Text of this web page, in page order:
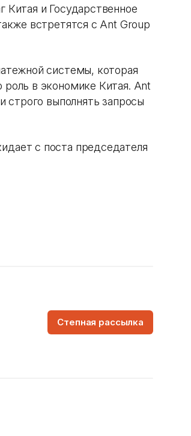
Китая и Государственное
встретятся с Ant Group
системы, которая
в экономике Китая. Ant
строго выполнять запросы
с поста председателя
Степная рассылка